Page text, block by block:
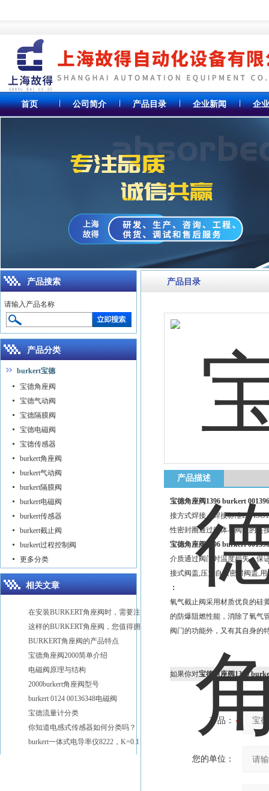
首页 公司简介 产品目录 企业新闻 企
产品目录
产品描述
宝德角座阀1396 burkert 001396
接方式焊接、焊接标准EN
性密封圈通过阀体与阀盖的连
宝德角座阀1396 burkert 001396
介质通过阀门时温度损失，保
接式阀盖,压力自紧密封阀盖,
：
氧气截止阀采用材质优良的硅
的防爆阻燃性能，消除了氧气
阀门的功能外，又有其自身的
如果你对宝德角座阀1396
产品：
您的单位：
产品搜索
请输入产品名称
产品分类
burkert宝德
宝德角座阀
宝德气动阀
宝德隔膜阀
宝德电磁阀
宝德传感器
burkert角座阀
burkert气动阀
burkert隔膜阀
burkert电磁阀
burkert传感器
burkert截止阀
burkert过程控制阀
更多分类
相关文章
这样的BURKERT角座阀，您值得拥有
BURKERT角座阀的产品特点
宝德角座阀2000简单介绍
电磁阀原理与结构
2000burkert角座阀型号
burkert 0124 00136348电磁阀
宝德流量计分类
你知道电感式传感器如何分类吗？
burkert一体式电导率仪8222，K=0.1